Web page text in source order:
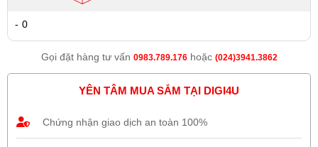
- 0
Gọi đặt hàng tư vấn 0983.789.176hoặc (024)3941.3862
YÊN TÂM MUA SẮM TẠI DIGI4U
Chứng nhận giao dịch an toàn 100%